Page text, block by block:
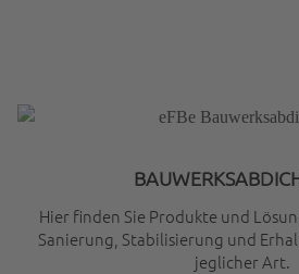
Hier finden Sie Produkte und
Sanierung, Stabilisierung und
jeglicher Art.